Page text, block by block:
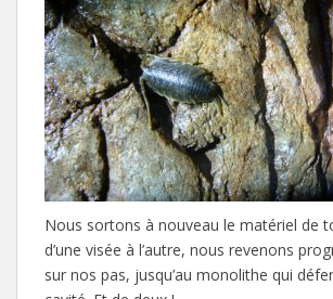
Nous sortons à nouveau le matériel de
d’une visée à l’autre, nous revenons
sur nos pas, jusqu’au monolithe qui